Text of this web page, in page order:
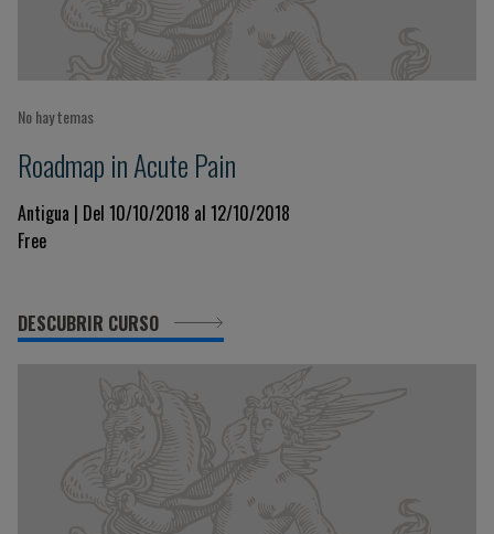
No hay temas
Roadmap in Acute Pain
Antigua | Del 10/10/2018 al 12/10/2018
Free
DESCUBRIR CURSO